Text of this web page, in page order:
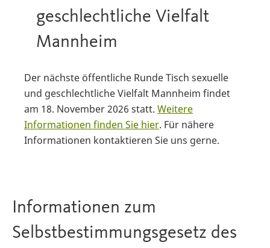
geschlechtliche Vielfalt
Mannheim
Der nächste öffentliche Runde Tisch sexuelle
und geschlechtliche Vielfalt Mannheim findet
am 18. November 2026 statt. Weitere
Informationen finden Sie hier. Für nähere
Informationen kontaktieren Sie uns gerne.
Informationen zum
Selbstbestimmungsgesetz des